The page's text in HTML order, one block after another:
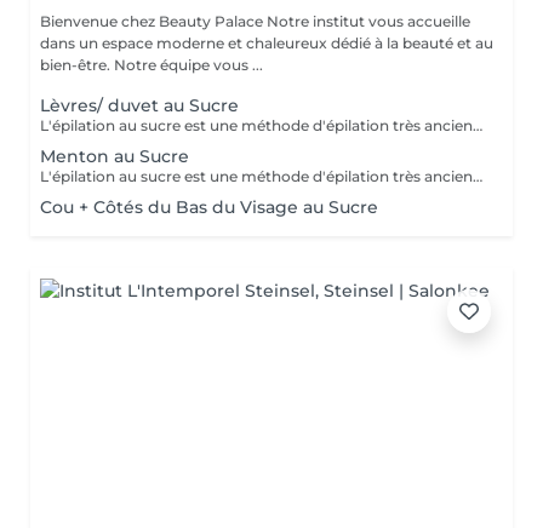
Bienvenue chez Beauty Palace Notre institut vous accueille
dans un espace moderne et chaleureux dédié à la beauté et au
bien-être. Notre équipe vous ...
Lèvres/ duvet au Sucre
L'épilation au sucre est une méthode d'épilation très ancienne utilisée depuis 1900 av. JC. Composée d'eau, de jus de citron, de miel et de sucre. 100% naturelle elle à des propriétés exfoliantes. Idéale pour les poils courts, durs ou incarnés. La peau est plus douce et soyeuse.
Menton au Sucre
L'épilation au sucre est une méthode d'épilation très ancienne utilisée depuis 1900 av. JC. Composée d'eau, de jus de citron, de miel et de sucre. 100% naturelle elle à des propriétés exfoliantes. Idéale pour les poils courts, durs ou incarnés. La peau est plus douce et soyeuse.
Cou + Côtés du Bas du Visage au Sucre